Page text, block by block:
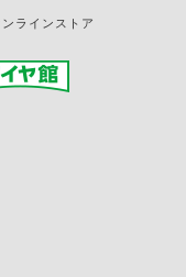
ラインストア